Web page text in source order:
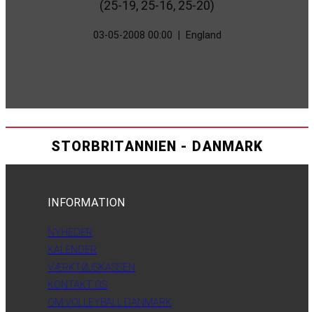
(25-19, 25-16, 25-20)
03-05-2008 00:00 England
STORBRITANNIEN - DANMARK
INFORMATION
NYHEDER
KALENDER
VÆRKTØJSKASSEN
KONTAKT OS
OM VOLLEYBALL DANMARK